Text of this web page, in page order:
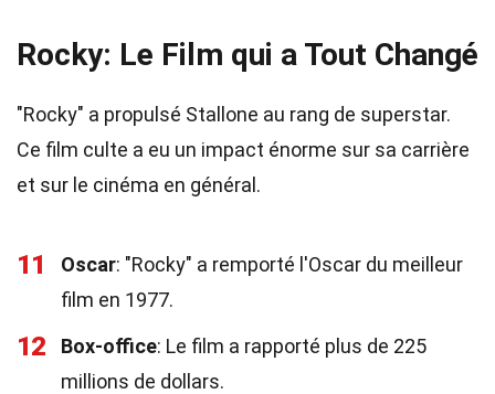
Rocky: Le Film qui a Tout Changé
"Rocky" a propulsé Stallone au rang de superstar.
Ce film culte a eu un impact énorme sur sa carrière
et sur le cinéma en général.
11 Oscar: "Rocky" a remporté l'Oscar du meilleur
film en 1977.
12 Box-office: Le film a rapporté plus de 225
millions de dollars.